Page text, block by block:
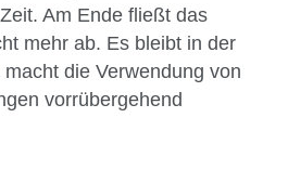
Am Ende fließt das
mehr ab. Es bleibt in der
die Verwendung von
vorrübergehend